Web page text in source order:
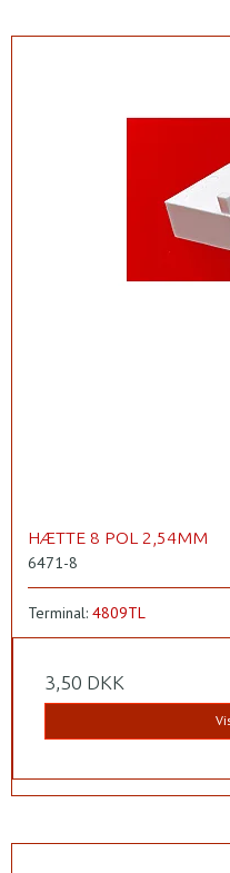
HÆTTE 8 POL 2,54MM
6471-8
Terminal: 4809TL
3,50 DKK